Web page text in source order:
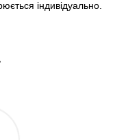
індивідуально.